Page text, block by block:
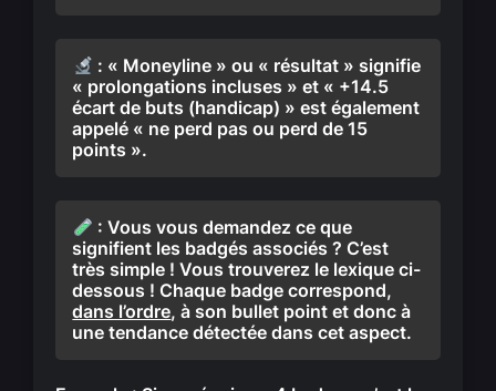
: « Moneyline » ou « résultat » signifie
« prolongations incluses » et « +14.5
écart de buts (handicap) » est également
appelé « ne perd pas ou perd de 15
points ».
: Vous vous demandez ce que
signifient les badgés associés ? C’est
très simple ! Vous trouverez le lexique ci-
dessous ! Chaque badge correspond,
dans l’ordre, à son bullet point et donc à
une tendance détectée dans cet aspect.